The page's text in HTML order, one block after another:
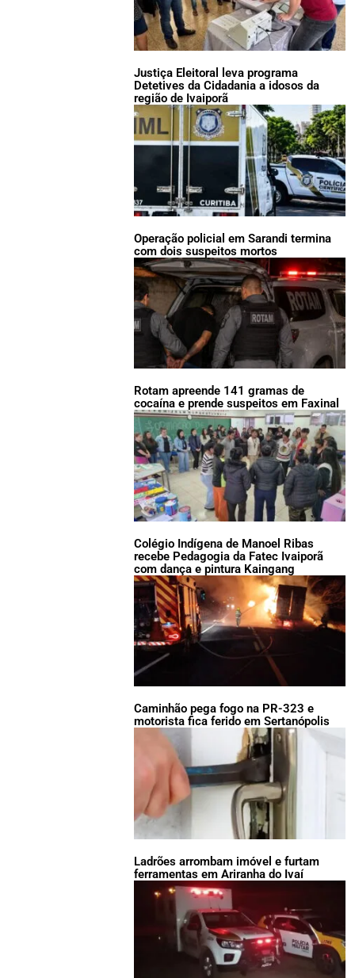
Justiça Eleitoral leva programa
Detetives da Cidadania a idosos da
região de Ivaiporã
Operação policial em Sarandi termina
com dois suspeitos mortos
Rotam apreende 141 gramas de
cocaína e prende suspeitos em Faxinal
Colégio Indígena de Manoel Ribas
recebe Pedagogia da Fatec Ivaiporã
com dança e pintura Kaingang
Caminhão pega fogo na PR-323 e
motorista fica ferido em Sertanópolis
Ladrões arrombam imóvel e furtam
ferramentas em Ariranha do Ivaí